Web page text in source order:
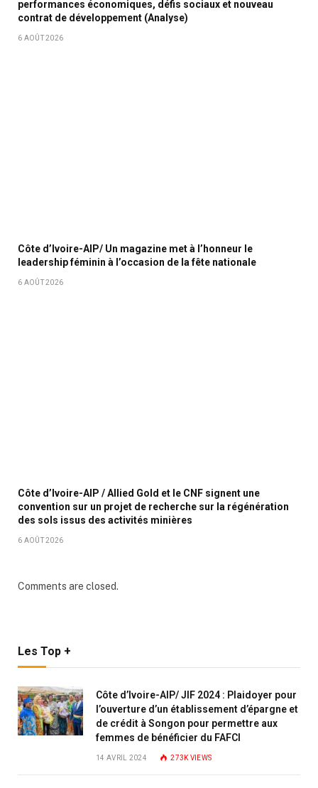
performances économiques, défis sociaux et nouveau
contrat de développement (Analyse)
6 AOÛT 2026
Côte d’Ivoire-AIP/ Un magazine met à l’honneur le
leadership féminin à l’occasion de la fête nationale
6 AOÛT 2026
Côte d’Ivoire-AIP / Allied Gold et le CNF signent une
convention sur un projet de recherche sur la régénération
des sols issus des activités minières
6 AOÛT 2026
Comments are closed.
Les Top +
Côte d’Ivoire-AIP/ JIF 2024 : Plaidoyer pour
l’ouverture d’un établissement d’épargne et
de crédit à Songon pour permettre aux
femmes de bénéficier du FAFCI
14 AVRIL 2024 273K VIEWS